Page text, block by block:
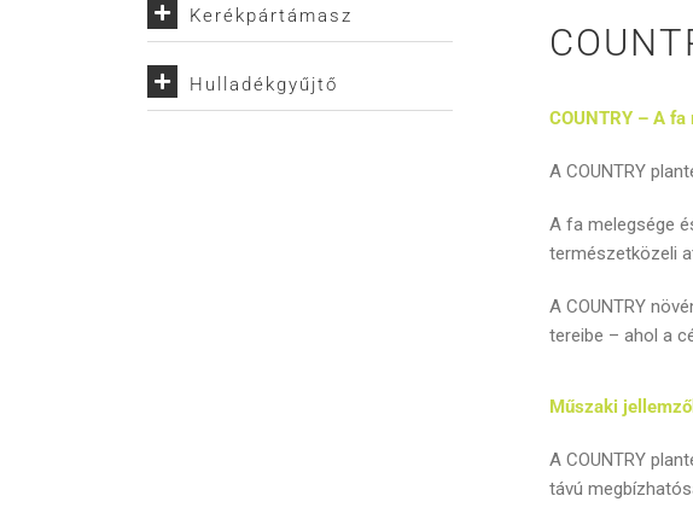
COUNTRY – A
A COUNTRY
A fa melegsége
természetközeli
A COUNTRY
tereibe – ahol a
Műszaki
A COUNTRY
távú
Kerékpártámasz
Hulladékgyűjtő